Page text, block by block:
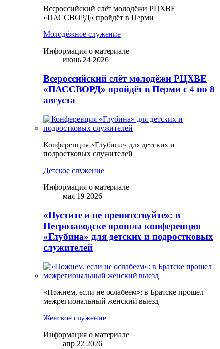
Всероссийский слёт молодёжи РЦХВЕ
«ПАССВОРД» пройдёт в Перми
Молодёжное служение
Информация о материале
июнь 24 2026
Всероссийский слёт молодёжи РЦХВЕ
«ПАССВОРД» пройдёт в Перми с 4 по 8
августа
Конференция «Глубина» для детских и
подростковых служителей
Детское служение
Информация о материале
мая 19 2026
«Пустите и не препятствуйте»: в
Петрозаводске прошла конференция
«Глубина» для детских и подростковых
служителей
«Пожнем, если не ослабеем»: в Братске прошел
межрегиональный женский выезд
Женское служение
Информация о материале
апр 22 2026